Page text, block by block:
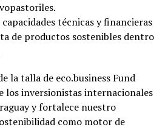
técnicas y financieras
de productos sostenibles dentro
la talla de eco.business Fund
los inversionistas internacionales
y fortalece nuestro
como motor de